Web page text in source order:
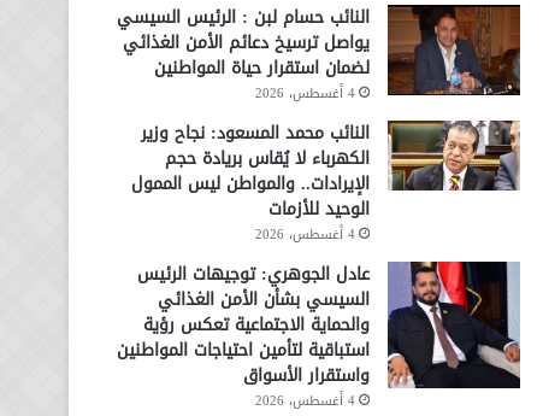
النائب حسام لبن : الرئيس السيسي
يواصل ترسيخ دعائم الأمن الغذائي
لضمان استقرار حياة المواطنين
4 أغسطس، 2026
النائب محمد المسعود: نجاح وزير
الكهرباء لا يُقاس بريادة حجم
الإيرادات.. والمواطن ليس الممول
الوحيد للأزمات
4 أغسطس، 2026
عادل الجوهري: توجيهات الرئيس
السيسي بشأن الأمن الغذائي
والحماية الاجتماعية تعكس رؤية
استباقية لتأمين احتياجات المواطنين
واستقرار الأسواق
4 أغسطس، 2026